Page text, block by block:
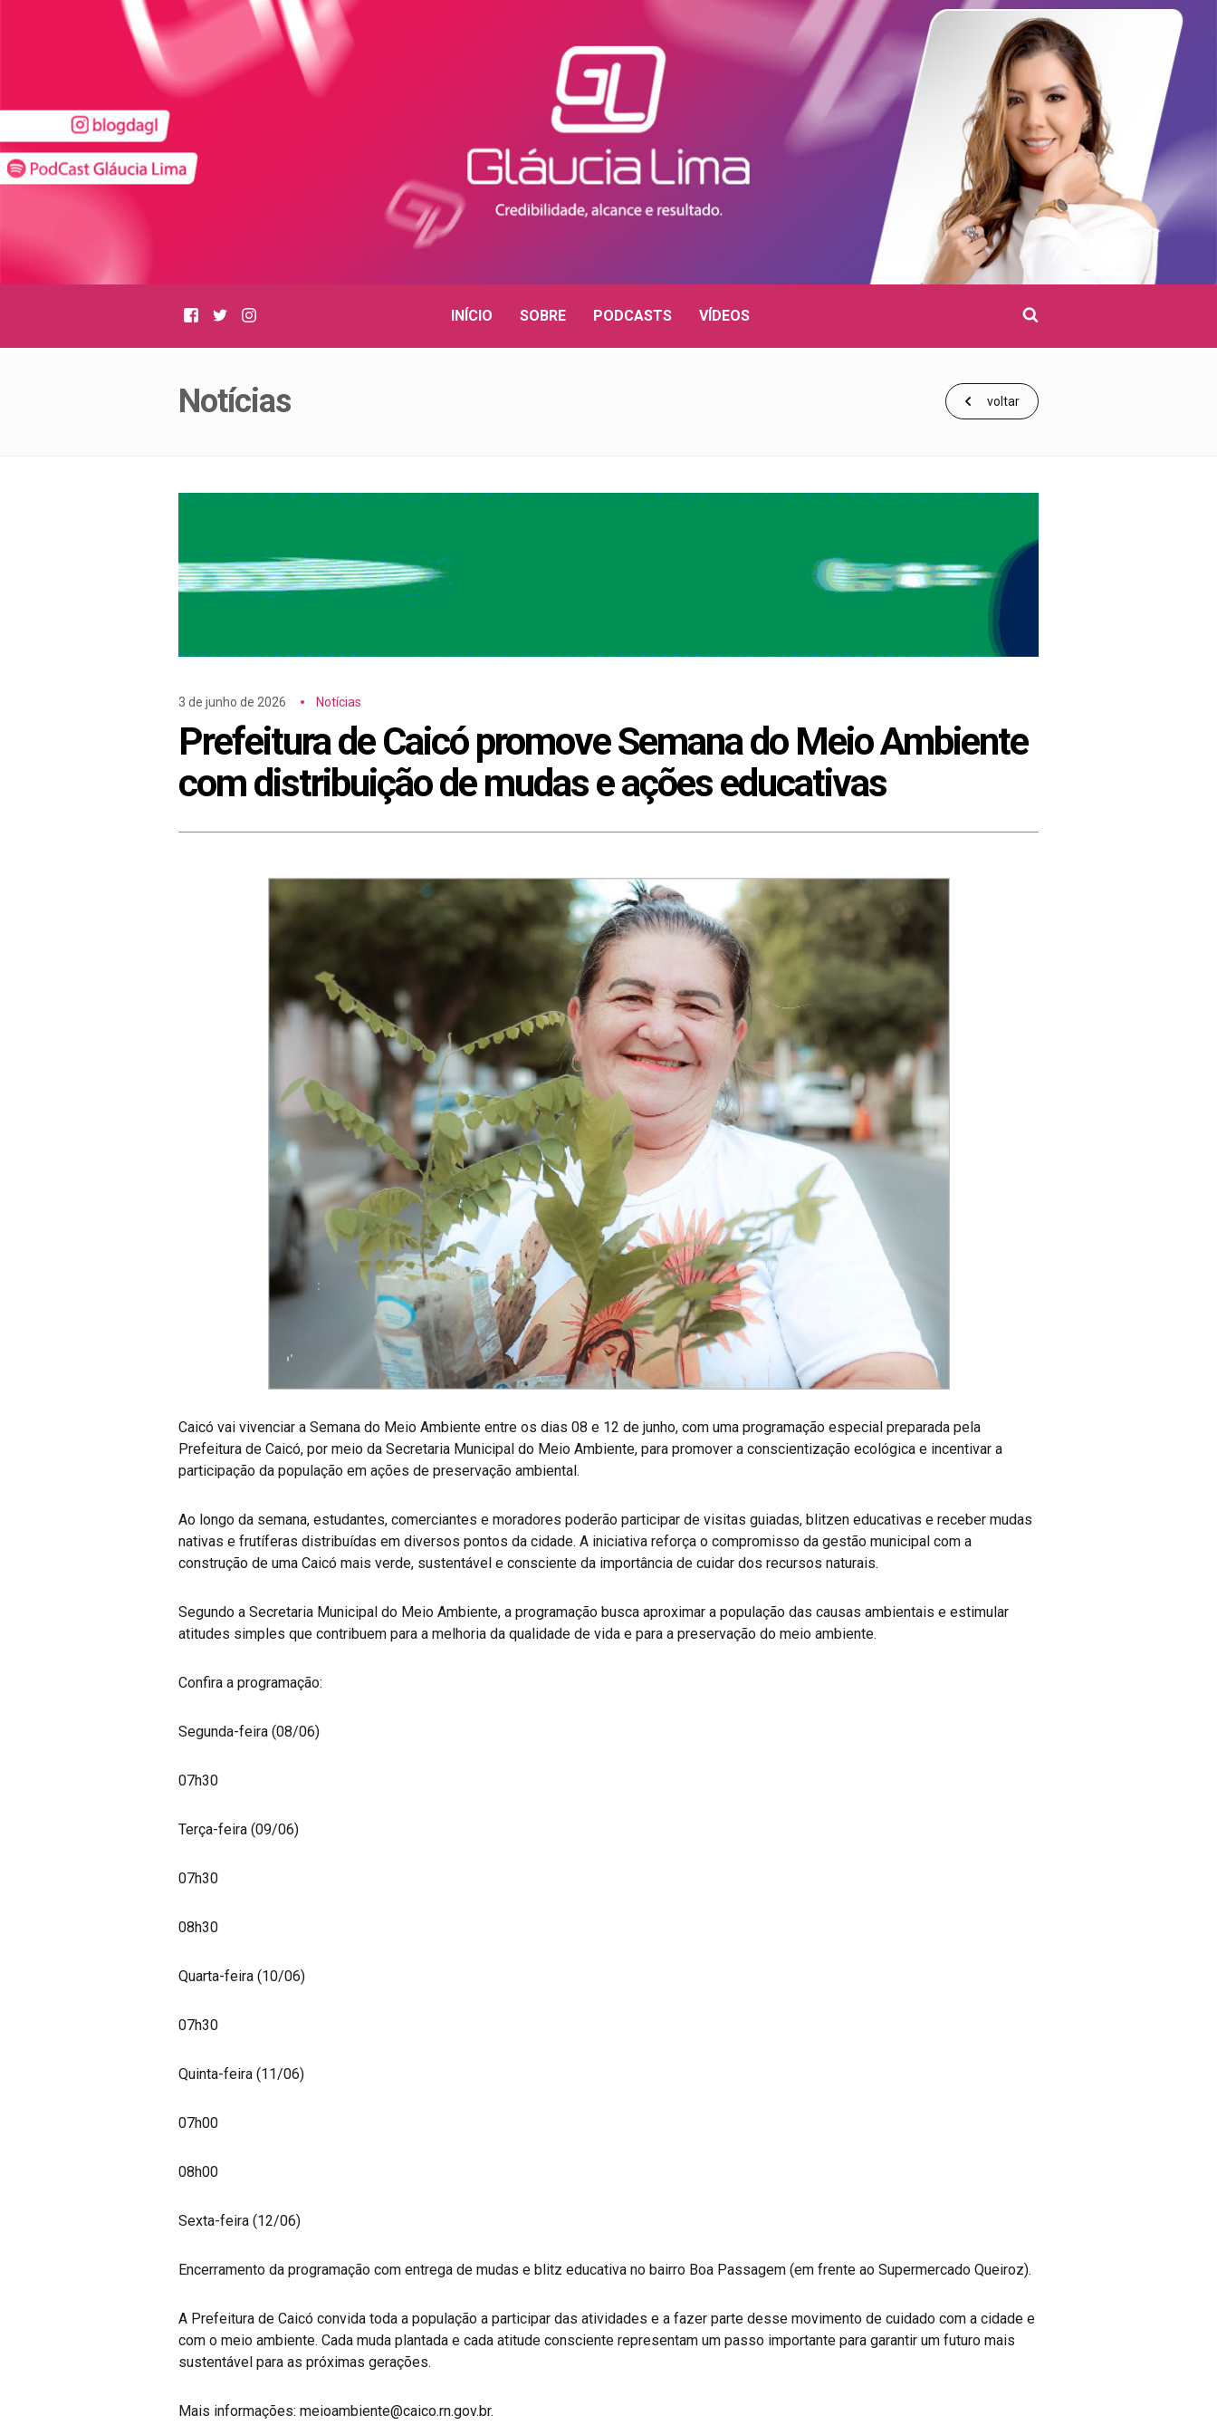
Facebook
Twitter
pesquisar
INÍCIO SOBRE PODCASTS VÍDEOS
Notícias voltar
3 de junho de 2026 Notícias
Prefeitura de Caicó promove Semana do Meio Ambiente
com distribuição de mudas e ações educativas
Caicó vai vivenciar a Semana do Meio Ambiente entre os dias 08 e 12 de junho, com uma programação especial preparada pela
Prefeitura de Caicó, por meio da Secretaria Municipal do Meio Ambiente, para promover a conscientização ecológica e incentivar a
participação da população em ações de preservação ambiental.
Ao longo da semana, estudantes, comerciantes e moradores poderão participar de visitas guiadas, blitzen educativas e receber mudas
nativas e frutíferas distribuídas em diversos pontos da cidade. A iniciativa reforça o compromisso da gestão municipal com a
construção de uma Caicó mais verde, sustentável e consciente da importância de cuidar dos recursos naturais.
Segundo a Secretaria Municipal do Meio Ambiente, a programação busca aproximar a população das causas ambientais e estimular
atitudes simples que contribuem para a melhoria da qualidade de vida e para a preservação do meio ambiente.
Confira a programação:
Segunda-feira (08/06)
07h30
Terça-feira (09/06)
07h30
08h30
Quarta-feira (10/06)
07h30
Quinta-feira (11/06)
07h00
08h00
Sexta-feira (12/06)
Encerramento da programação com entrega de mudas e blitz educativa no bairro Boa Passagem (em frente ao Supermercado Queiroz).
A Prefeitura de Caicó convida toda a população a participar das atividades e a fazer parte desse movimento de cuidado com a cidade e
com o meio ambiente. Cada muda plantada e cada atitude consciente representam um passo importante para garantir um futuro mais
sustentável para as próximas gerações.
Mais informações: meioambiente@caico.rn.gov.br.